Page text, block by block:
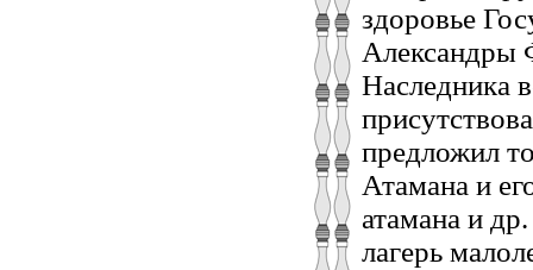
здоровье
Александры
Наследника
предложил
Атамана и
атамана и
лагерь